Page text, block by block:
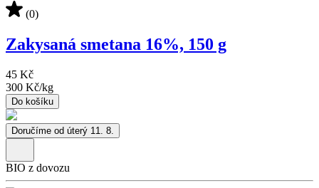
(0)
Zakysaná smetana 16%, 150 g
45 Kč
300 Kč/kg
Do košíku
Doručíme od úterý 11. 8.
BIO z dovozu